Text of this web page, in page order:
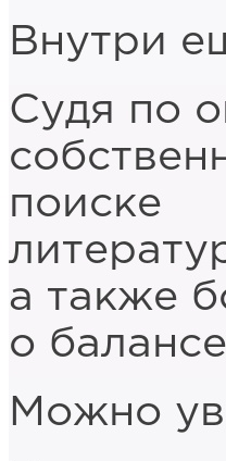
Внутри
Судя по
поиске
а также
о
Можно